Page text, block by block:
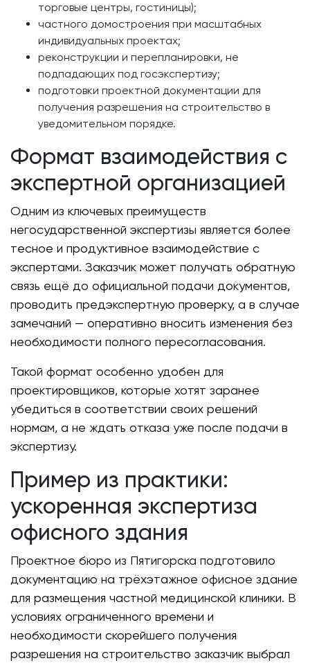
торговые центры, гостиницы);
частного домостроения при масштабных
индивидуальных проектах;
реконструкции и перепланировки, не
подпадающих под госэкспертизу;
подготовки проектной документации для
получения разрешения на строительство в
уведомительном порядке.
Формат взаимодействия с
экспертной организацией
Одним из ключевых преимуществ
негосударственной экспертизы является более
тесное и продуктивное взаимодействие с
экспертами. Заказчик может получать обратную
связь ещё до официальной подачи документов,
проводить предэкспертную проверку, а в случае
замечаний — оперативно вносить изменения без
необходимости полного пересогласования.
Такой формат особенно удобен для
проектировщиков, которые хотят заранее
убедиться в соответствии своих решений
нормам, а не ждать отказа уже после подачи в
экспертизу.
Пример из практики:
ускоренная экспертиза
офисного здания
Проектное бюро из Пятигорска подготовило
документацию на трёхэтажное офисное здание
для размещения частной медицинской клиники. В
условиях ограниченного времени и
необходимости скорейшего получения
разрешения на строительство заказчик выбрал